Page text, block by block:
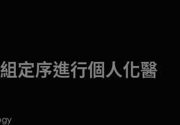
定序進行個人化醫